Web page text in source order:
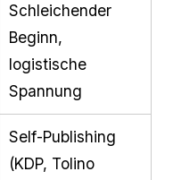
Schleichender
Beginn,
logistische
Spannung
Self-Publishing
(KDP, Tolino